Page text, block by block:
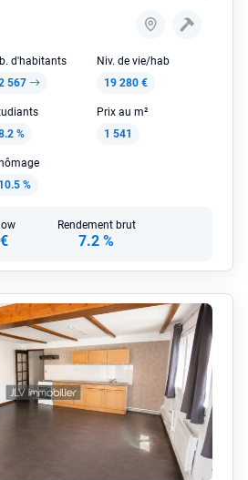
d'habitants
567
Niv. de vie/hab
19 280 €
%
Prix au m²
1 541
10.5 %
Rendement brut
7.2 %